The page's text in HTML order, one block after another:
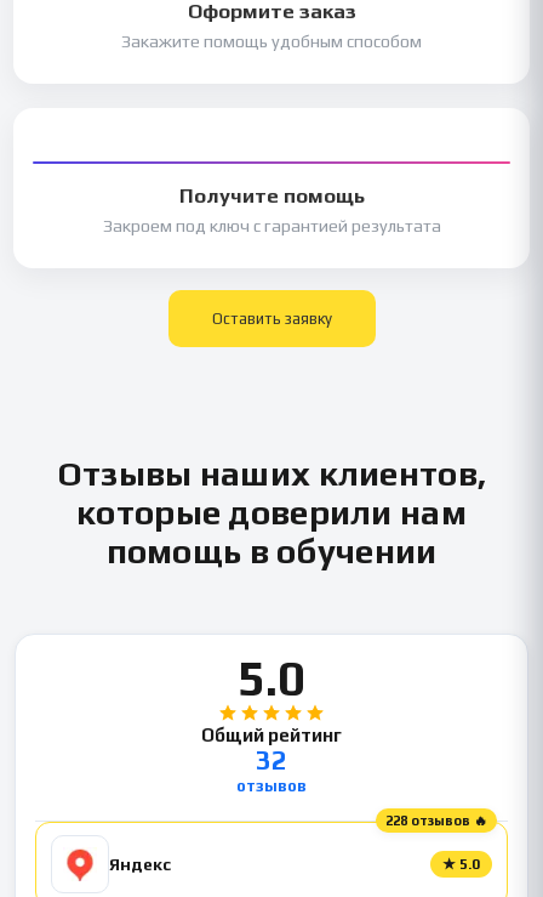
Оформите заказ
Закажите помощь удобным способом
Получите помощь
Закроем под ключ с гарантией результата
Оставить заявку
Отзывы наших клиентов,
которые доверили нам
помощь в обучении
5.0
Общий рейтинг
32
отзывов
228 отзывов 🔥
Яндекс ★ 5.0